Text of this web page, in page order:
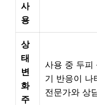
사
용
상
태
변
화
주
사용 중 두피
기 반응이 나
전문가와 상